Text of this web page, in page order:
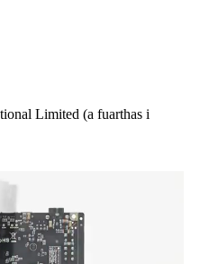
Limited (a fuarthas i